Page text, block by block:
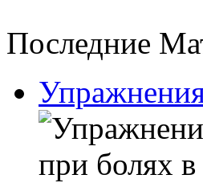
Последние